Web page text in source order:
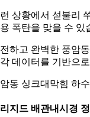
상황에서 섣불리
폭탄을 맞을 수 있
하고 완벽한 풍암
데이터를 기반으
동 싱크대막힘 하
지드 배관내시경